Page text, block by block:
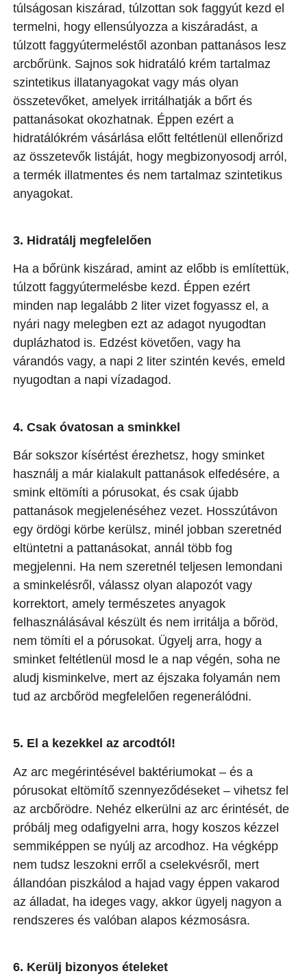
túlságosan kiszárad, túlzottan sok faggyút kezd el
termelni, hogy ellensúlyozza a kiszáradást, a
túlzott faggyútermeléstől azonban pattanásos lesz
arcbőrünk. Sajnos sok hidratáló krém tartalmaz
szintetikus illatanyagokat vagy más olyan
összetevőket, amelyek irritálhatják a bőrt és
pattanásokat okozhatnak. Éppen ezért a
hidratálókrém vásárlása előtt feltétlenül ellenőrizd
az összetevők listáját, hogy megbizonyosodj arról,
a termék illatmentes és nem tartalmaz szintetikus
anyagokat.
3. Hidratálj megfelelően
Ha a bőrünk kiszárad, amint az előbb is említettük,
túlzott faggyútermelésbe kezd. Éppen ezért
minden nap legalább 2 liter vizet fogyassz el, a
nyári nagy melegben ezt az adagot nyugodtan
duplázhatod is. Edzést követően, vagy ha
várandós vagy, a napi 2 liter szintén kevés, emeld
nyugodtan a napi vízadagod.
4. Csak óvatosan a sminkkel
Bár sokszor kísértést érezhetsz, hogy sminket
használj a már kialakult pattanások elfedésére, a
smink eltömíti a pórusokat, és csak újabb
pattanások megjelenéséhez vezet. Hosszútávon
egy ördögi körbe kerülsz, minél jobban szeretnéd
eltüntetni a pattanásokat, annál több fog
megjelenni. Ha nem szeretnél teljesen lemondani
a sminkelésről, válassz olyan alapozót vagy
korrektort, amely természetes anyagok
felhasználásával készült és nem irritálja a bőröd,
nem tömíti el a pórusokat. Ügyelj arra, hogy a
sminket feltétlenül mosd le a nap végén, soha ne
aludj kisminkelve, mert az éjszaka folyamán nem
tud az arcbőröd megfelelően regenerálódni.
5. El a kezekkel az arcodtól!
Az arc megérintésével baktériumokat – és a
pórusokat eltömítő szennyeződéseket – vihetsz fel
az arcbőrödre. Nehéz elkerülni az arc érintését, de
próbálj meg odafigyelni arra, hogy koszos kézzel
semmiképpen se nyúlj az arcodhoz. Ha végképp
nem tudsz leszokni erről a cselekvésről, mert
állandóan piszkálod a hajad vagy éppen vakarod
az álladat, ha ideges vagy, akkor ügyelj nagyon a
rendszeres és valóban alapos kézmosásra.
6. Kerülj bizonyos ételeket